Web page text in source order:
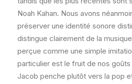
Noah Kahan. Nous avons
préserver une identité sonore
distingue clairement de la
perçue comme une simple
particulier est le fruit de nos
Jacob penche plutôt vers la pop